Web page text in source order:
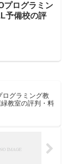
プログラミン
予備校の評
ログラミング教
教室の評判・料